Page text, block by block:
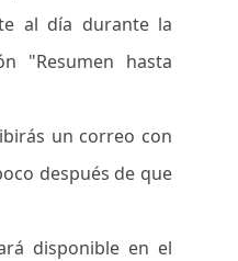
al día durante la
"Resumen hasta
un correo con
después de que
disponible en el